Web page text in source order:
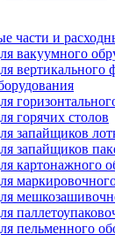
части и
вакуумного
вертикального
горячих столов
запайщиков
запайщиков
картонажного
пельменного